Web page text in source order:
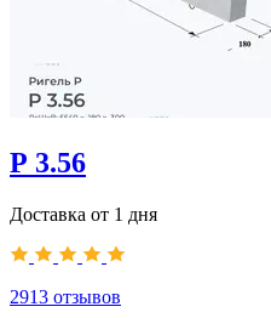
Р 3.56
Доставка от 1 дня
2913 отзывов